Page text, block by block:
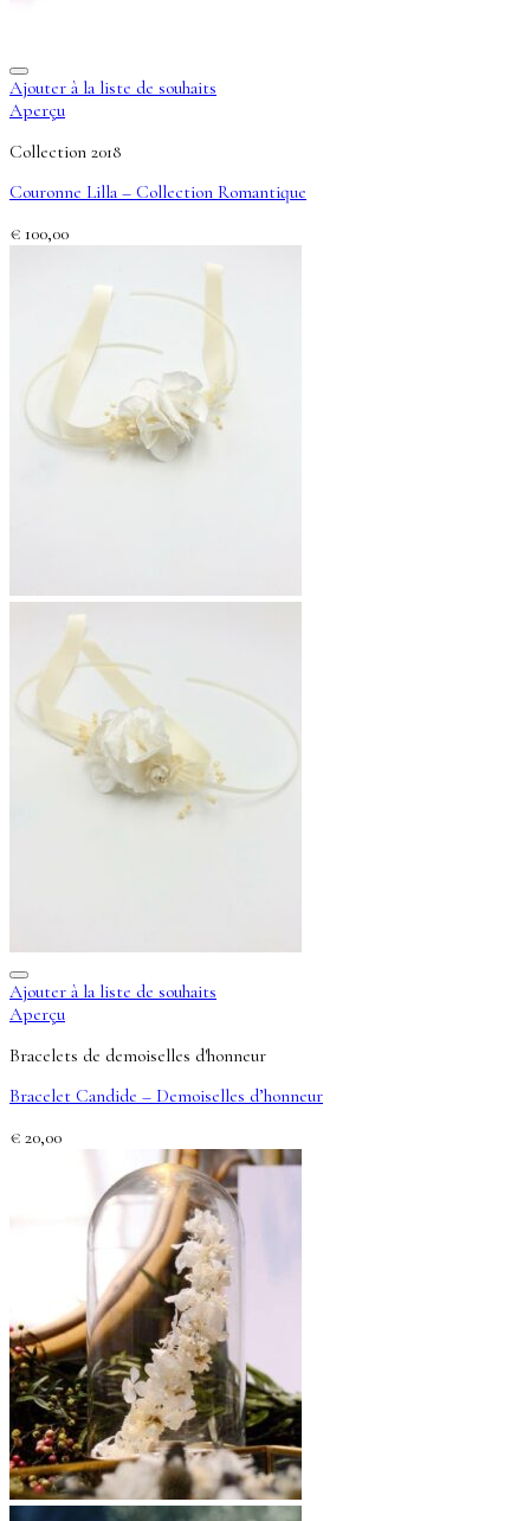
Ajouter à la liste de souhaits
Aperçu
Collection 2018
Couronne Lilla – Collection Romantique
€ 100,00
Ajouter à la liste de souhaits
Aperçu
Bracelets de demoiselles d'honneur
Bracelet Candide – Demoiselles d’honneur
€ 20,00